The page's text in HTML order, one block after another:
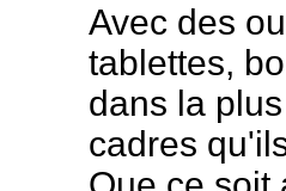
Avec des
tablettes,
dans la
cadres